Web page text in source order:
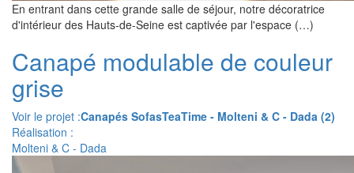
En entrant dans cette grande salle de séjour, notre décoratrice
d'intérieur des Hauts-de-Seine est captivée par l'espace (…)
Canapé modulable de couleur
grise
Voir le projet :Canapés SofasTeaTime - Molteni & C - Dada (2)
Réalisation :
Molteni & C - Dada